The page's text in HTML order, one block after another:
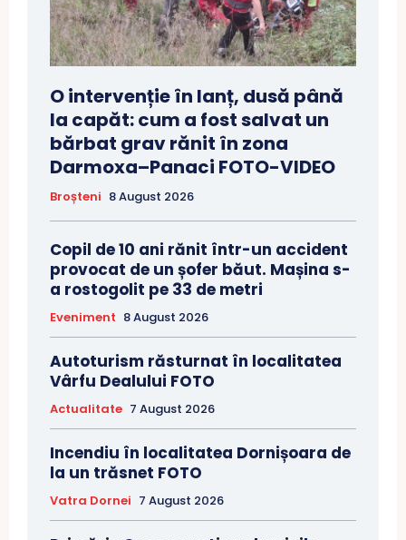
O intervenție în lanț, dusă până
la capăt: cum a fost salvat un
bărbat grav rănit în zona
Darmoxa–Panaci FOTO-VIDEO
Broșteni 8 August 2026
Copil de 10 ani rănit într-un accident
provocat de un șofer băut. Mașina s-
a rostogolit pe 33 de metri
Eveniment 8 August 2026
Autoturism răsturnat în localitatea
Vârfu Dealului FOTO
Actualitate 7 August 2026
Incendiu în localitatea Dornișoara de
la un trăsnet FOTO
Vatra Dornei 7 August 2026